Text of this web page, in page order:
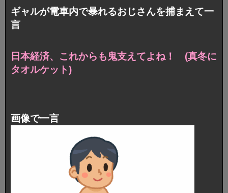
ギャルが電車内で暴れるおじさんを捕まえて一
言
日本経済、これからも鬼支えてよね！ (真冬に
タオルケット)
画像で一言